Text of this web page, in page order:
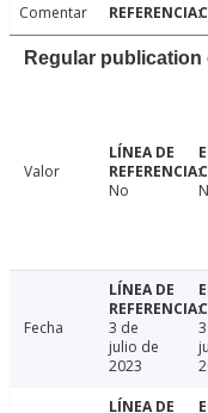
Comentar
Regular
Valor
No
Fecha
3 de
julio de
2023